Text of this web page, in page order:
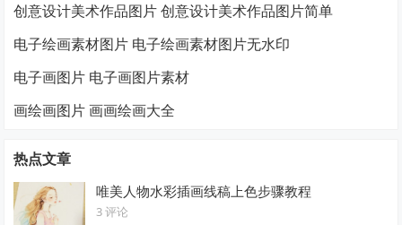
创意设计美术作品图片 创意设计美术作品图片简单
电子绘画素材图片 电子绘画素材图片无水印
电子画图片 电子画图片素材
画绘画图片 画画绘画大全
热点文章
唯美人物水彩插画线稿上色步骤教程
3 评论